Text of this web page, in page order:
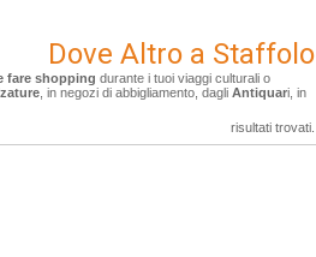
Dove Altro a Staffolo
fare shopping durante i tuoi viaggi culturali o
, in negozi di abbigliamento, dagli Antiquari, in
risultati trovati.